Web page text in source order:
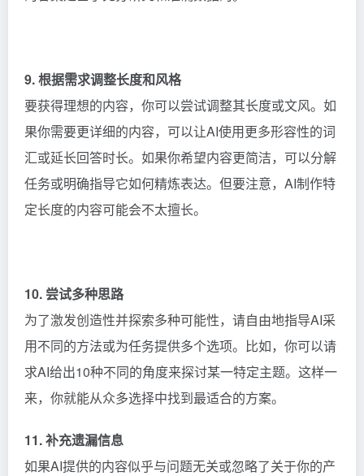
9. 根据需求调整长度和风格
要获得理想的内容，你可以尝试调整其长度或文风。如
果你需要更详细的内容，可以让AI使用更多形容性的词
汇或延长回答时长。如果你希望内容更简洁，可以分解
任务或明确指导它如何精炼表达。但要注意，AI制作特
定长度的内容可能会不太擅长。
10. 尝试多种思路
为了激发创造性并探索多种可能性，请自由地指导AI采
用不同的方法或为任务提供多个选项。比如，你可以请
求AI给出10种不同的角度来探讨某一特定主题。这样一
来，你就能从众多选择中找到最适合的方案。
11. 补充遗漏信息
如果AI提供的内容似乎与问题无关或忽略了关于你的产